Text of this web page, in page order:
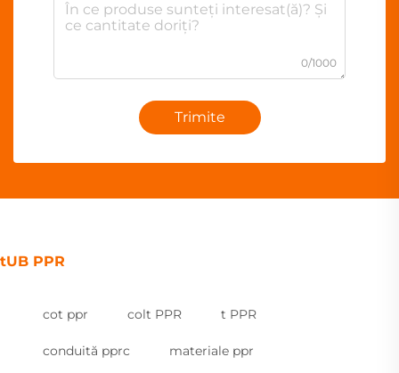
0/1000
Trimite
tUB PPR
cot ppr colt PPR t PPR
conduită pprc materiale ppr